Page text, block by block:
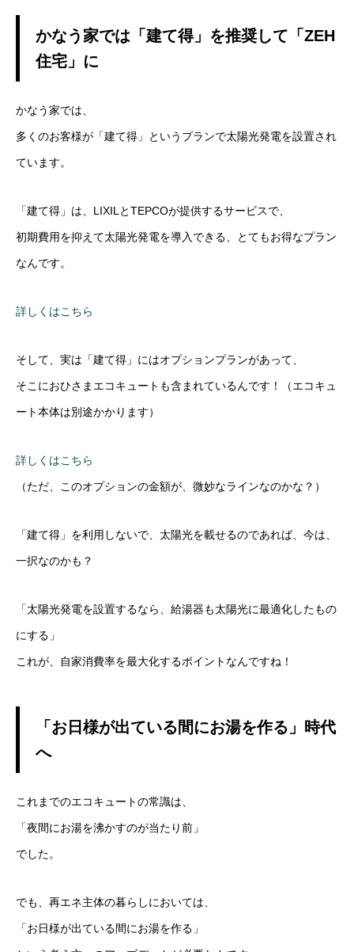
かなう家では「建て得」を推奨して「ZEH
住宅」に
かなう家では、
多くのお客様が「建て得」というプランで太陽光発電を設置され
ています。
「建て得」は、LIXILとTEPCOが提供するサービスで、
初期費用を抑えて太陽光発電を導入できる、とてもお得なプラン
なんです。
詳しくはこちら
そして、実は「建て得」にはオプションプランがあって、
そこにおひさまエコキュートも含まれているんです！（エコキュ
ート本体は別途かかります）
詳しくはこちら
（ただ、このオプションの金額が、微妙なラインなのかな？）
「建て得」を利用しないで、太陽光を載せるのであれば、今は、
一択なのかも？
「太陽光発電を設置するなら、給湯器も太陽光に最適化したもの
にする」
これが、自家消費率を最大化するポイントなんですね！
「お日様が出ている間にお湯を作る」時代
へ
これまでのエコキュートの常識は、
「夜間にお湯を沸かすのが当たり前」
でした。
でも、再エネ主体の暮らしにおいては、
「お日様が出ている間にお湯を作る」